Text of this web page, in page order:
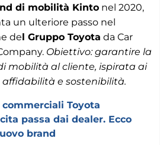
di mobilità Kinto nel 2020,
un ulteriore passo nel
del Gruppo Toyota da Car
Obiettivo: garantire la
mobilità al cliente, ispirata ai
e sostenibilità.
commerciali Toyota
passa dai dealer. Ecco
brand